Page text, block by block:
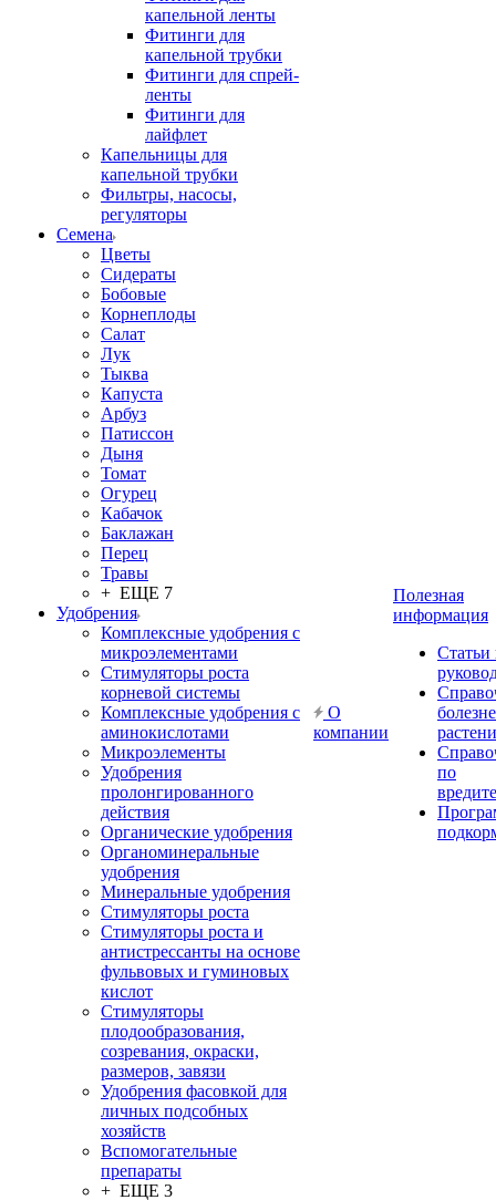
капельной ленты
Фитинги для
капельной трубки
Фитинги для спрей-
ленты
Фитинги для
лайфлет
Капельницы для
капельной трубки
Фильтры, насосы,
регуляторы
Семена
Цветы
Сидераты
Бобовые
Корнеплоды
Салат
Лук
Тыква
Капуста
Арбуз
Патиссон
Дыня
Томат
Огурец
Кабачок
Баклажан
Перец
Травы
+ ЕЩЕ 7
Удобрения
Комплексные удобрения с
микроэлементами
Стимуляторы роста
корневой системы
Комплексные удобрения с
аминокислотами
Микроэлементы
Удобрения
пролонгированного
действия
Органические удобрения
Органоминеральные
удобрения
Минеральные удобрения
Стимуляторы роста
Стимуляторы роста и
антистрессанты на основе
фульвовых и гуминовых
кислот
Стимуляторы
плодообразования,
созревания, окраски,
размеров, завязи
Удобрения фасовкой для
личных подсобных
хозяйств
Вспомогательные
препараты
+ ЕЩЕ 3
О
компании
Полезная
информация
Статьи
по